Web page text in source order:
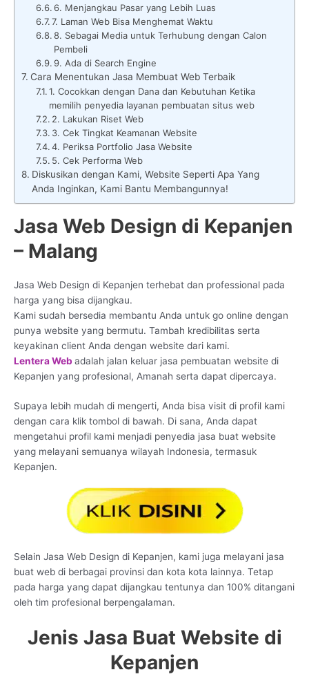
6. Menjangkau Pasar yang Lebih Luas
7. Laman Web Bisa Menghemat Waktu
8. Sebagai Media untuk Terhubung dengan Calon
Pembeli
9. Ada di Search Engine
Cara Menentukan Jasa Membuat Web Terbaik
1. Cocokkan dengan Dana dan Kebutuhan Ketika
memilih penyedia layanan pembuatan situs web
2. Lakukan Riset Web
3. Cek Tingkat Keamanan Website
4. Periksa Portfolio Jasa Website
5. Cek Performa Web
Diskusikan dengan Kami, Website Seperti Apa Yang
Anda Inginkan, Kami Bantu Membangunnya!
Jasa Web Design di Kepanjen
– Malang
Jasa Web Design di Kepanjen terhebat dan professional pada
harga yang bisa dijangkau.
Kami sudah bersedia membantu Anda untuk go online dengan
punya website yang bermutu. Tambah kredibilitas serta
keyakinan client Anda dengan website dari kami.
Lentera Web adalah jalan keluar jasa pembuatan website di
Kepanjen yang profesional, Amanah serta dapat dipercaya.
Supaya lebih mudah di mengerti, Anda bisa visit di profil kami
dengan cara klik tombol di bawah. Di sana, Anda dapat
mengetahui profil kami menjadi penyedia jasa buat website
yang melayani semuanya wilayah Indonesia, termasuk
Kepanjen.
Selain Jasa Web Design di Kepanjen, kami juga melayani jasa
buat web di berbagai provinsi dan kota kota lainnya. Tetap
pada harga yang dapat dijangkau tentunya dan 100% ditangani
oleh tim profesional berpengalaman.
Jenis Jasa Buat Website di
Kepanjen